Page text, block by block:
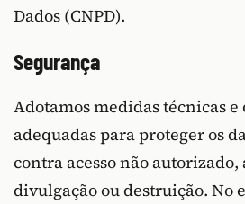
Dados (CNPD).
Segurança
Adotamos medidas técnicas
adequadas para proteger os
contra acesso não autorizado,
divulgação ou destruição. No